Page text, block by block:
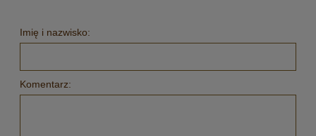
Imię i nazwisko:
Komentarz: